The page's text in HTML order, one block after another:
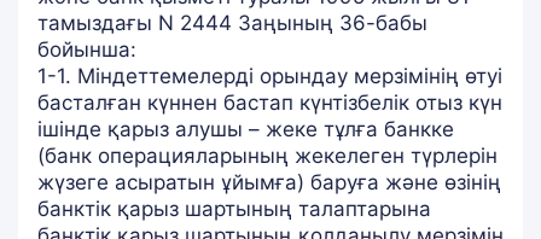
тамыздағы N 2444 Заңының 36-бабы
бойынша:
1-1. Міндеттемелерді орындау мерзімінің өтуі
басталған күннен бастап күнтізбелік отыз күн
ішінде қарыз алушы – жеке тұлға банкке
(банк операцияларының жекелеген түрлерін
жүзеге асыратын ұйымға) баруға және өзінің
банктік қарыз шартының талаптарына